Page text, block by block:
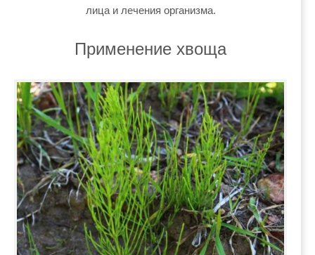
лица и лечения организма.
Применение хвоща